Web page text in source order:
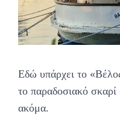
Εδώ υπάρχει το
το παραδοσιακό σκαρί
ακόμα.